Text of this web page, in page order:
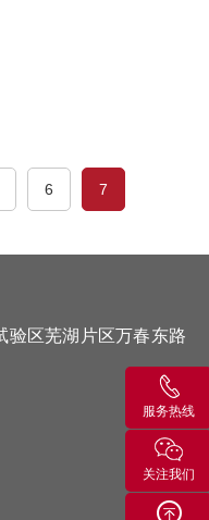
6 7
验区芜湖片区万春东路
服务热线
关注我们